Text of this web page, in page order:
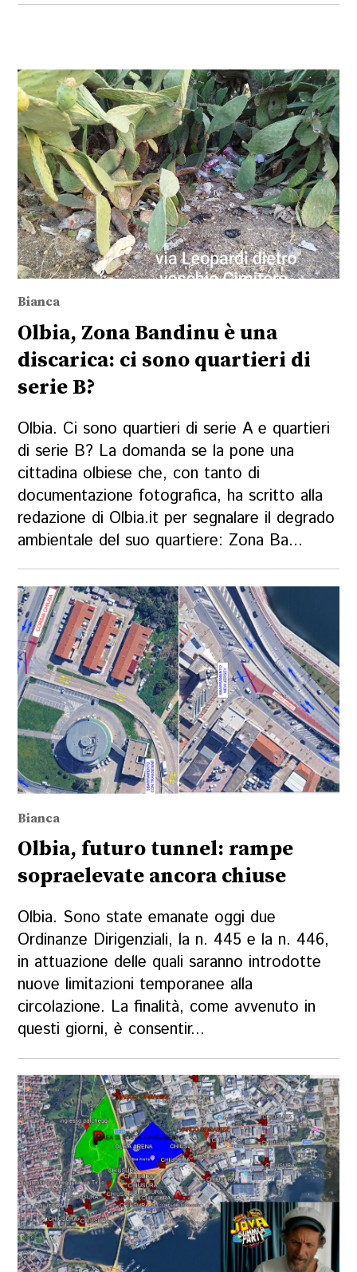
Bianca
Olbia, Zona Bandinu è una
discarica: ci sono quartieri di
serie B?
Olbia. Ci sono quartieri di serie A e quartieri
di serie B? La domanda se la pone una
cittadina olbiese che, con tanto di
documentazione fotografica, ha scritto alla
redazione di Olbia.it per segnalare il degrado
ambientale del suo quartiere: Zona Ba...
Bianca
Olbia, futuro tunnel: rampe
sopraelevate ancora chiuse
Olbia. Sono state emanate oggi due
Ordinanze Dirigenziali, la n. 445 e la n. 446,
in attuazione delle quali saranno introdotte
nuove limitazioni temporanee alla
circolazione. La finalità, come avvenuto in
questi giorni, è consentir...